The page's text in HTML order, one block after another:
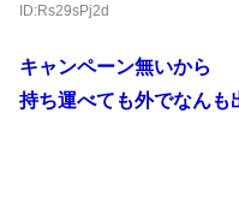
ID:Rs29sPj2d
キャンペーン無いから
持ち運べても外でなんも